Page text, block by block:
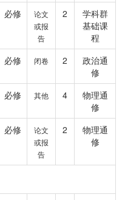
必修
论文
或报
告
2
学科群
基础课
程
必修 闭卷 2
政治通
修
必修 其他 4
物理通
修
必修
论文
或报
告
2
物理通
修